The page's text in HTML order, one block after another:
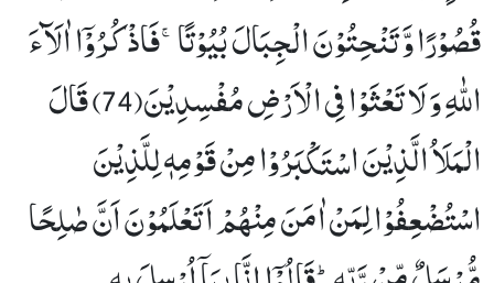
قُصُوْرًا وَّ تَنْحِتُوْنَ الْجِبَالَ بُیُوْتًاۚ-فَاذْكُرُوْۤا اٰلَآءَ
اللّٰهِ وَ لَا تَعْثَوْا فِی الْاَرْضِ مُفْسِدِیْنَ(74) قَالَ
الْمَلَاُ الَّذِیْنَ اسْتَكْبَرُوْا مِنْ قَوْمِهٖ لِلَّذِیْنَ
اسْتُضْعِفُوْا لِمَنْ اٰمَنَ مِنْهُمْ اَتَعْلَمُوْنَ اَنَّ صٰلِحًا